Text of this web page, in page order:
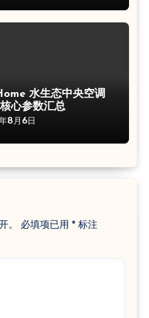
水生态中央空调
心参数汇总
8月6日
。 必填项已用 *标注